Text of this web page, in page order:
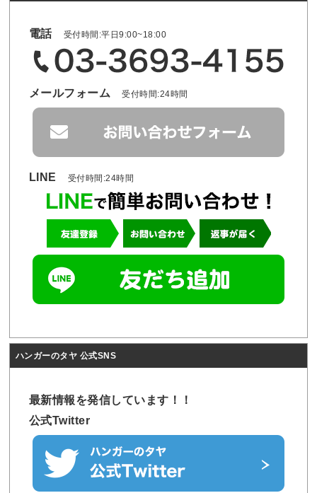
電話 受付時間:平日9:00~18:00
メールフォーム 受付時間:24時間
LINE 受付時間:24時間
ハンガーのタヤ 公式SNS
最新情報を発信しています！！
公式Twitter